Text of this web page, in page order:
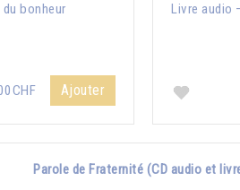
bonheur
Ajouter
Livre audio
Parole de Fraternité (CD audio et